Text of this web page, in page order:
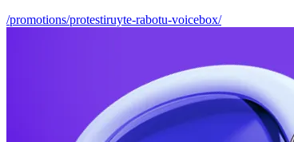
/promotions/protestiruyte-rabotu-voicebox/